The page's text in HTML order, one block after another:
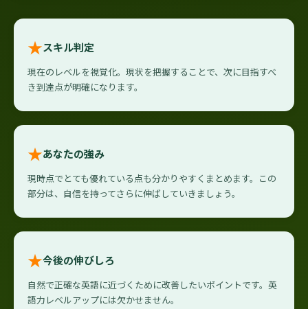
★スキル判定
現在のレベルを視覚化。現状を把握することで、次に目指すべ
き到達点が明確になります。
★あなたの強み
現時点でとても優れている点も分かりやすくまとめます。この
部分は、自信を持ってさらに伸ばしていきましょう。
★今後の伸びしろ
自然で正確な英語に近づくために改善したいポイントです。英
語力レベルアップには欠かせません。